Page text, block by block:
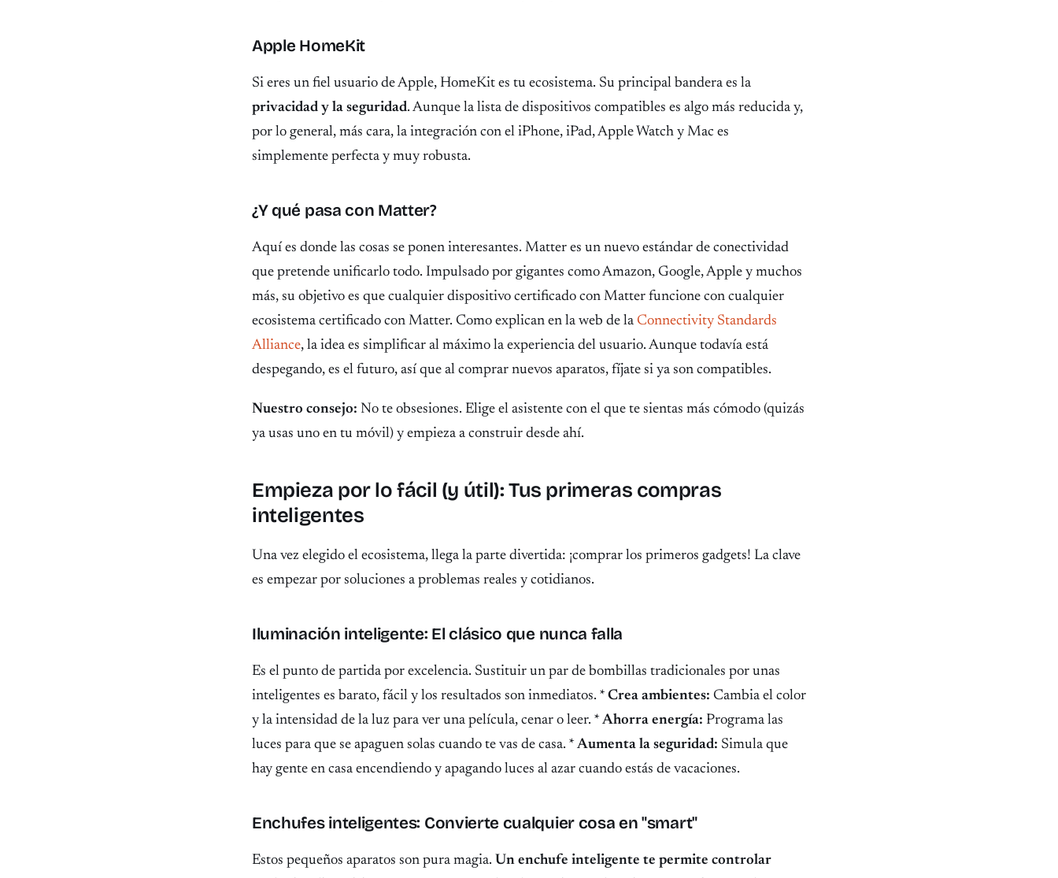
Apple HomeKit
Si eres un fiel usuario de Apple, HomeKit es tu ecosistema. Su principal bandera es la
privacidad y la seguridad. Aunque la lista de dispositivos compatibles es algo más reducida y,
por lo general, más cara, la integración con el iPhone, iPad, Apple Watch y Mac es
simplemente perfecta y muy robusta.
¿Y qué pasa con Matter?
Aquí es donde las cosas se ponen interesantes. Matter es un nuevo estándar de conectividad
que pretende unificarlo todo. Impulsado por gigantes como Amazon, Google, Apple y muchos
más, su objetivo es que cualquier dispositivo certificado con Matter funcione con cualquier
ecosistema certificado con Matter. Como explican en la web de la Connectivity Standards
Alliance, la idea es simplificar al máximo la experiencia del usuario. Aunque todavía está
despegando, es el futuro, así que al comprar nuevos aparatos, fíjate si ya son compatibles.
Nuestro consejo: No te obsesiones. Elige el asistente con el que te sientas más cómodo (quizás
ya usas uno en tu móvil) y empieza a construir desde ahí.
Empieza por lo fácil (y útil): Tus primeras compras
inteligentes
Una vez elegido el ecosistema, llega la parte divertida: ¡comprar los primeros gadgets! La clave
es empezar por soluciones a problemas reales y cotidianos.
Iluminación inteligente: El clásico que nunca falla
Es el punto de partida por excelencia. Sustituir un par de bombillas tradicionales por unas
inteligentes es barato, fácil y los resultados son inmediatos. * Crea ambientes: Cambia el color
y la intensidad de la luz para ver una película, cenar o leer. * Ahorra energía: Programa las
luces para que se apaguen solas cuando te vas de casa. * Aumenta la seguridad: Simula que
hay gente en casa encendiendo y apagando luces al azar cuando estás de vacaciones.
Enchufes inteligentes: Convierte cualquier cosa en "smart"
Estos pequeños aparatos son pura magia. Un enchufe inteligente te permite controlar